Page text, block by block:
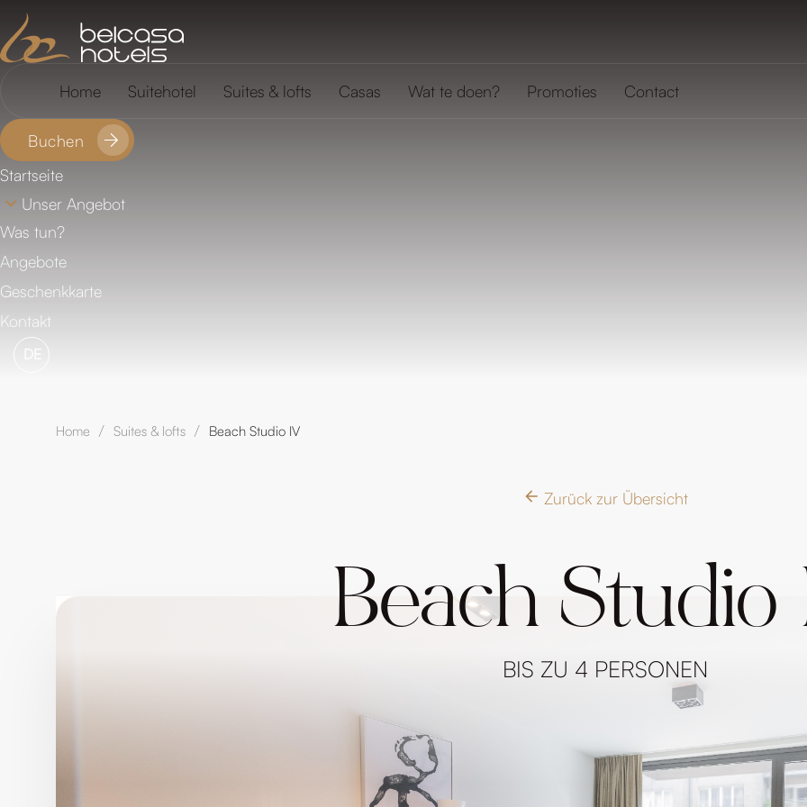
Home Suitehotel Suites & lofts Casas Wat te doen? Promoties Contact
Buchen
Startseite
Unser Angebot
Was tun?
Angebote
Geschenkkarte
Kontakt
DE
Home / Suites & lofts / Beach Studio IV
Zurück zur Übersicht
Beach Studio
BIS ZU 4 PERSONEN